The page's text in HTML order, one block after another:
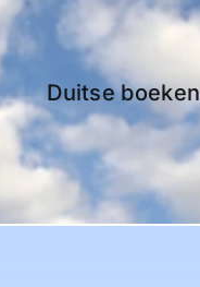
Duitse boeken